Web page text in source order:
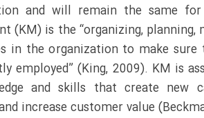
and will remain the same
(KM) is the “organizing,
in the organization to make
employed” (King, 2009). KM is
and skills that create new
increase customer value